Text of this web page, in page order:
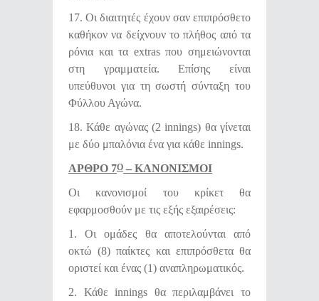
17. Οι διαιτητές έχουν σαν επιπρόσθετο
καθήκον να δείχνουν το πλήθος από τα
ρόνια και τα extras που σημειώνονται
στη γραμματεία. Επίσης είναι
υπεύθυνοι για τη σωστή σύνταξη του
Φύλλου Αγώνα.
18. Κάθε αγώνας (2 innings) θα γίνεται
με δύο μπαλόνια ένα για κάθε innings.
ΑΡΘΡΟ 7Ο – ΚΑΝΟΝΙΣΜΟΙ
Οι κανονισμοί του κρίκετ θα
εφαρμοσθούν με τις εξής εξαιρέσεις:
1. Οι ομάδες θα αποτελούνται από
οκτώ (8) παίκτες και επιπρόσθετα θα
οριστεί και ένας (1) αναπληρωματικός.
2. Κάθε innings θα περιλαμβάνει το